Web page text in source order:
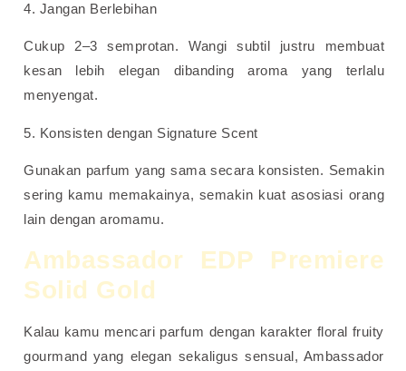
4. Jangan Berlebihan
Cukup 2–3 semprotan. Wangi subtil justru membuat
kesan lebih elegan dibanding aroma yang terlalu
menyengat.
5. Konsisten dengan Signature Scent
Gunakan parfum yang sama secara konsisten. Semakin
sering kamu memakainya, semakin kuat asosiasi orang
lain dengan aromamu.
Ambassador EDP Premiere
Solid Gold
Kalau kamu mencari parfum dengan karakter floral fruity
gourmand yang elegan sekaligus sensual, Ambassador